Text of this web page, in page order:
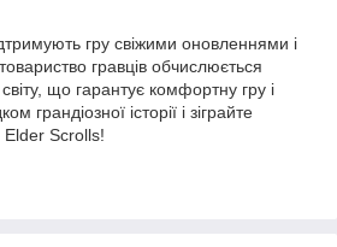
гру свіжими оновленнями і
гравців обчислюється
що гарантує комфортну гру і
грандіозної історії і зіграйте
Elder Scrolls!